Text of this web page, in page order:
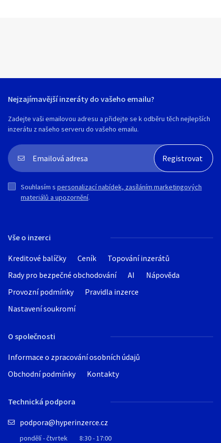
Vše o inzerci
Kreditové balíčky Ceník
Topování inzerátů
Rady pro bezpečné obchodování
AI
Nápověda
Provozní podmínky
Pravidla inzerce
Nastavení soukromí
O společnosti
Informace o zpracování osobních údajů
Obchodní podmínky
Kontakty
Technická podpora
podpora@hyperinzerce.cz
pondělí - čtvrtek 8:30 - 17:00
Nejzajímavější inzeráty do vašeho emailu?
Zadejte vaši emailovou adresu a přidejte se k odběru těch nejlepších
inzerátu z našeho serveru do vašeho emailu.
Souhlasím s personalizací nabídek, zasíláním marketingových
materiálů a upozornění.